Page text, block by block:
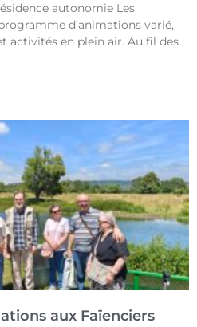
autonomie Les
d’animations varié,
activités en plein air. Au fil des
aux Faïenciers